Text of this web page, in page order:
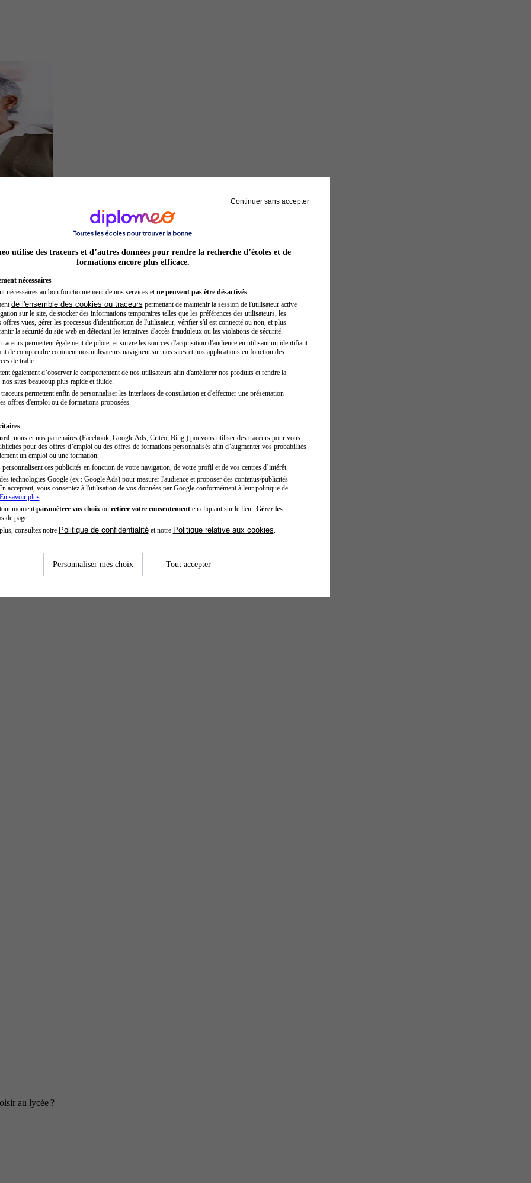
Sage-femme
au lycée ?
Continuer sans accepter
utilise des traceurs et d’autres données pour rendre la recherche d’écoles et de
formations encore plus efficace.
nécessaires
nécessaires au bon fonctionnement de nos services et ne peuvent pas être désactivés.
de l'ensemble des cookies ou traceurs permettant de maintenir la session de l'utilisateur active
sur le site, de stocker des informations temporaires telles que les préférences des utilisateurs, les
offres vues, gérer les processus d'identification de l'utilisateur, vérifier s'il est connecté ou non, et plus
la sécurité du site web en détectant les tentatives d'accès frauduleux ou les violations de sécurité.
permettent également de piloter et suivre les sources d'acquisition d'audience en utilisant un identifiant
de comprendre comment nos utilisateurs naviguent sur nos sites et nos applications en fonction des
de trafic.
également d’observer le comportement de nos utilisateurs afin d'améliorer nos produits et rendre la
sites beaucoup plus rapide et fluide.
permettent enfin de personnaliser les interfaces de consultation et d'effectuer une présentation
offres d'emploi ou de formations proposées.
, nous et nos partenaires (Facebook, Google Ads, Critéo, Bing,) pouvons utiliser des traceurs pour vous
pour des offres d’emploi ou des offres de formations personnalisés afin d’augmenter vos probabilités
un emploi ou une formation.
ces publicités en fonction de votre navigation, de votre profil et de vos centres d’intérêt.
technologies Google (ex : Google Ads) pour mesurer l'audience et proposer des contenus/publicités
acceptant, vous consentez à l'utilisation de vos données par Google conformément à leur politique de
savoir plus
moment paramétrer vos choixou retirer votre consentementen cliquant sur le lien "Gérer les
de page.
consultez notre Politique de confidentialitéet notre Politique relative aux cookies
Personnaliser mes choix Tout accepter